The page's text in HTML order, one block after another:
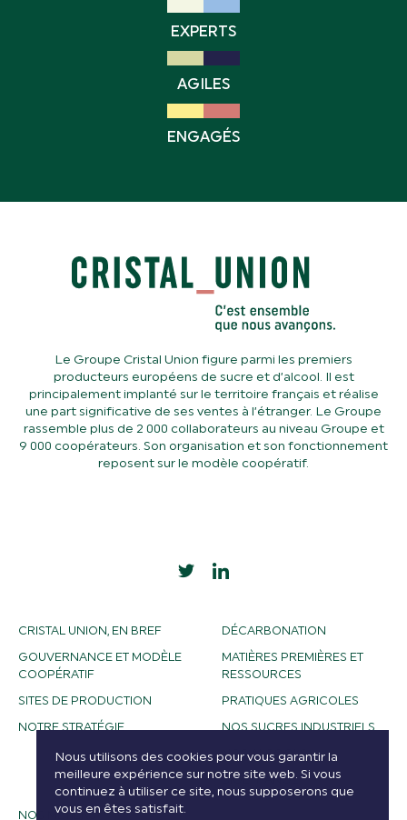
EXPERTS
AGILES
ENGAGÉS
Le Groupe Cristal Union figure parmi les premiers
producteurs européens de sucre et d’alcool. Il est
principalement implanté sur le territoire français et réalise
une part significative de ses ventes à l’étranger. Le Groupe
rassemble plus de 2 000 collaborateurs au niveau Groupe et
9 000 coopérateurs. Son organisation et son fonctionnement
reposent sur le modèle coopératif.
CRISTAL UNION, EN BREF
GOUVERNANCE ET MODÈLE
COOPÉRATIF
SITES DE PRODUCTION
NOTRE STRATÉGIE
DÉCARBONATION
MATIÈRES PREMIÈRES ET
RESSOURCES
PRATIQUES AGRICOLES
NOS SUCRES INDUSTRIELS
NOS ALCOOLS
BIOETHANOL
NOS MÉTIERS
Nous utilisons des cookies pour vous garantir la
meilleure expérience sur notre site web. Si vous
continuez à utiliser ce site, nous supposerons que
vous en êtes satisfait.